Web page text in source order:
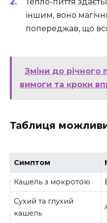
іншим, воно
попереджав, що
Зміни до річного
вимоги та кроки
Таблиця
Симптом
Кашель з мокротою
Сухий та глухий
кашель